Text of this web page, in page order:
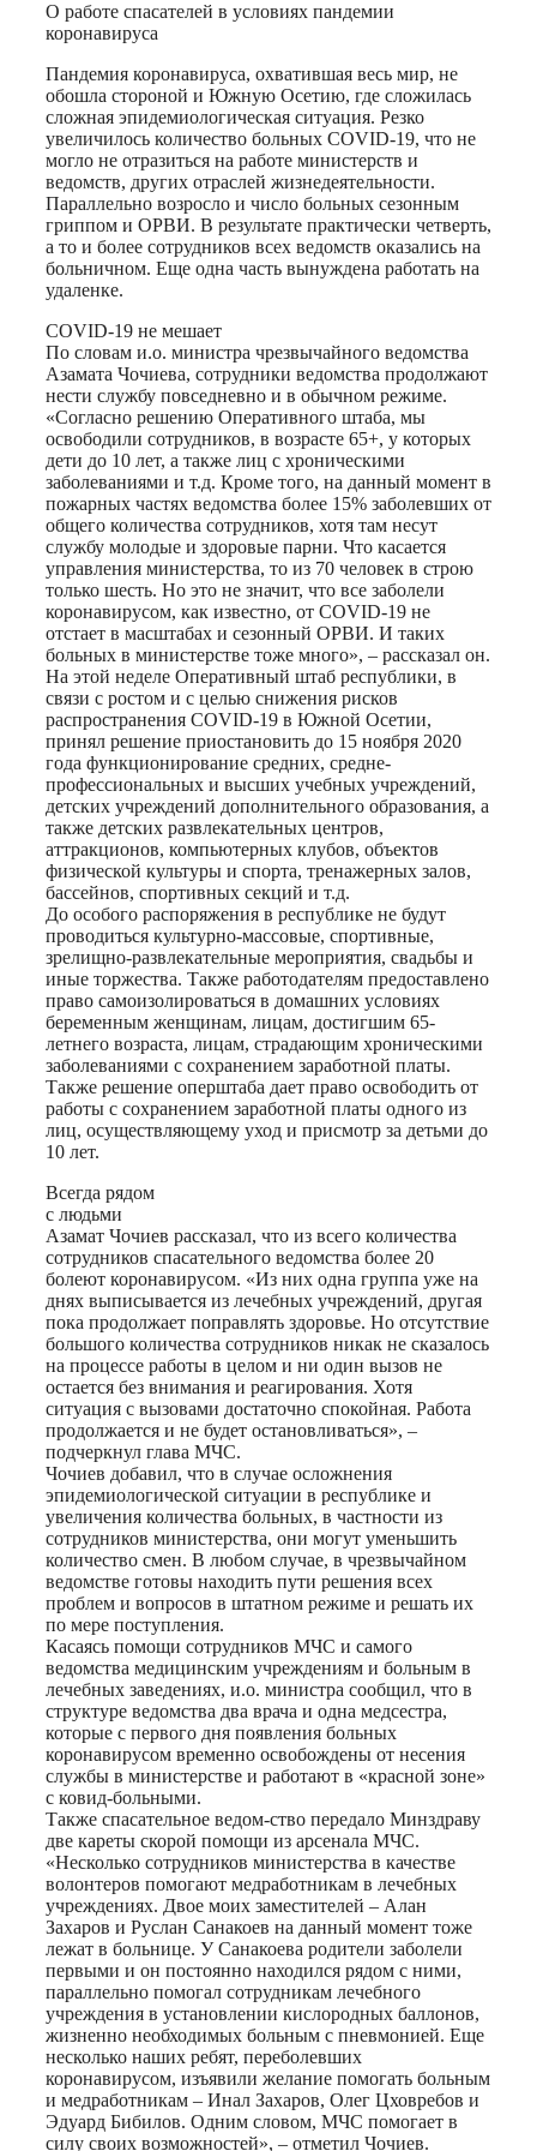
О работе спасателей в условиях пандемии
коронавируса
Пандемия коронавируса, охватившая весь мир, не
обошла стороной и Южную Осетию, где сложилась
сложная эпидемиологическая ситуация. Резко
увеличилось количество больных СOVID-19, что не
могло не отразиться на работе министерств и
ведомств, других отраслей жизнедеятельности.
Параллельно возросло и число больных сезонным
гриппом и ОРВИ. В результате практически четверть,
а то и более сотрудников всех ведомств оказались на
больничном. Еще одна часть вынуждена работать на
удаленке.
СOVID-19 не мешает
По словам и.о. министра чрезвычайного ведомства
Азамата Чочиева, сотрудники ведомства продолжают
нести службу повседневно и в обычном режиме.
«Согласно решению Оперативного штаба, мы
освободили сотрудников, в возрасте 65+, у которых
дети до 10 лет, а также лиц с хроническими
заболеваниями и т.д. Кроме того, на данный момент в
пожарных частях ведомства более 15% заболевших от
общего количества сотрудников, хотя там несут
службу молодые и здоровые парни. Что касается
управления министерства, то из 70 человек в строю
только шесть. Но это не значит, что все заболели
коронавирусом, как известно, от COVID-19 не
отстает в масштабах и сезонный ОРВИ. И таких
больных в министерстве тоже много», – рассказал он.
На этой неделе Оперативный штаб республики, в
связи с ростом и с целью снижения рисков
распространения COVID-19 в Южной Осетии,
принял решение приостановить до 15 ноября 2020
года функционирование средних, средне-
профессиональных и высших учебных учреждений,
детских учреждений дополнительного образования, а
также детских развлекательных центров,
аттракционов, компьютерных клубов, объектов
физической культуры и спорта, тренажерных залов,
бассейнов, спортивных секций и т.д.
До особого распоряжения в республике не будут
проводиться культурно-массовые, спортивные,
зрелищно-развлекательные мероприятия, свадьбы и
иные торжества. Также работодателям предоставлено
право самоизолироваться в домашних условиях
беременным женщинам, лицам, достигшим 65-
летнего возраста, лицам, страдающим хроническими
заболеваниями с сохранением заработной платы.
Также решение оперштаба дает право освободить от
работы с сохранением заработной платы одного из
лиц, осуществляющему уход и присмотр за детьми до
10 лет.
Всегда рядом
с людьми
Азамат Чочиев рассказал, что из всего количества
сотрудников спасательного ведомства более 20
болеют коронавирусом. «Из них одна группа уже на
днях выписывается из лечебных учреждений, другая
пока продолжает поправлять здоровье. Но отсутствие
большого количества сотрудников никак не сказалось
на процессе работы в целом и ни один вызов не
остается без внимания и реагирования. Хотя
ситуация с вызовами достаточно спокойная. Работа
продолжается и не будет остановливаться», –
подчеркнул глава МЧС.
Чочиев добавил, что в случае осложнения
эпидемиологической ситуации в республике и
увеличения количества больных, в частности из
сотрудников министерства, они могут уменьшить
количество смен. В любом случае, в чрезвычайном
ведомстве готовы находить пути решения всех
проблем и вопросов в штатном режиме и решать их
по мере поступления.
Касаясь помощи сотрудников МЧС и самого
ведомства медицинским учреждениям и больным в
лечебных заведениях, и.о. министра сообщил, что в
структуре ведомства два врача и одна медсестра,
которые с первого дня появления больных
коронавирусом временно освобождены от несения
службы в министерстве и работают в «красной зоне»
с ковид-больными.
Также спасательное ведом-ство передало Минздраву
две кареты скорой помощи из арсенала МЧС.
«Несколько сотрудников министерства в качестве
волонтеров помогают медработникам в лечебных
учреждениях. Двое моих заместителей – Алан
Захаров и Руслан Санакоев на данный момент тоже
лежат в больнице. У Санакоева родители заболели
первыми и он постоянно находился рядом с ними,
параллельно помогал сотрудникам лечебного
учреждения в установлении кислородных баллонов,
жизненно необходимых больным с пневмонией. Еще
несколько наших ребят, переболевших
коронавирусом, изъявили желание помогать больным
и медработникам – Инал Захаров, Олег Цховребов и
Эдуард Бибилов. Одним словом, МЧС помогает в
силу своих возможностей», – отметил Чочиев.